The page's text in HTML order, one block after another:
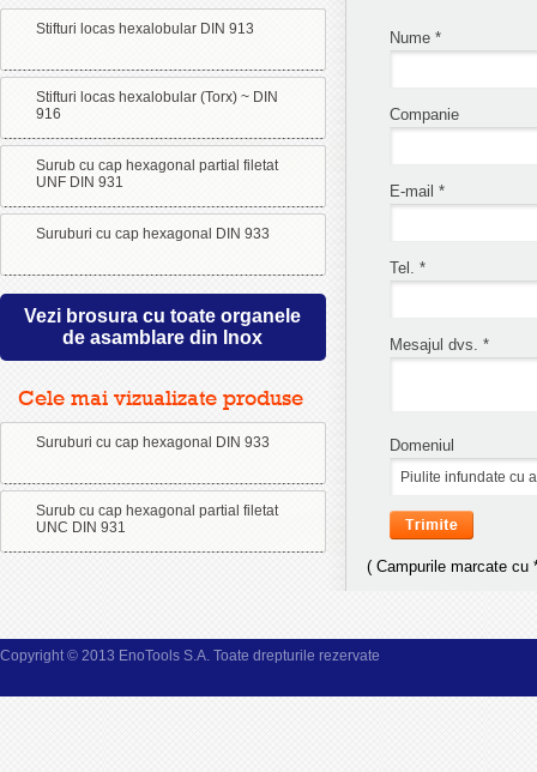
Stifturi locas hexalobular DIN 913
Stifturi locas hexalobular (Torx) ~ DIN
916
Surub cu cap hexagonal partial filetat
UNF DIN 931
Suruburi cu cap hexagonal DIN 933
Vezi brosura cu toate organele
de asamblare din Inox
Cele mai vizualizate produse
Suruburi cu cap hexagonal DIN 933
Surub cu cap hexagonal partial filetat
UNC DIN 931
Nume *
Companie
E-mail *
Tel. *
Mesajul dvs. *
Domeniul
( Campurile marcate cu
Copyright © 2013 EnoTools S.A. Toate drepturile rezervate